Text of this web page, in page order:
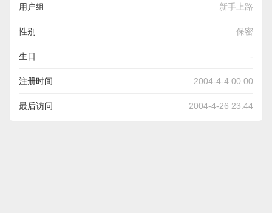
用户组 新手上路
性别 保密
生日 -
注册时间 2004-4-4 00:00
最后访问 2004-4-26 23:44